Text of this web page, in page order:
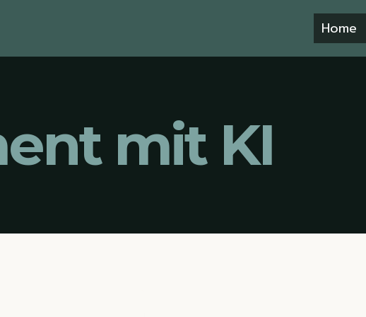
Home
mit KI